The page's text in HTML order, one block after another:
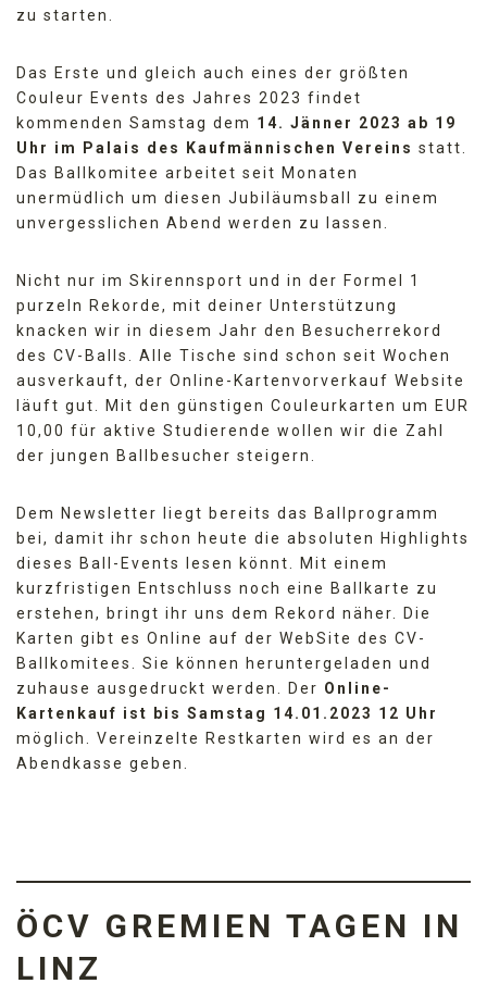
zu starten.
Das Erste und gleich auch eines der größten
Couleur Events des Jahres 2023 findet
kommenden Samstag dem 14. Jänner 2023 ab 19
Uhr im Palais des Kaufmännischen Vereins statt.
Das Ballkomitee arbeitet seit Monaten
unermüdlich um diesen Jubiläumsball zu einem
unvergesslichen Abend werden zu lassen.
Nicht nur im Skirennsport und in der Formel 1
purzeln Rekorde, mit deiner Unterstützung
knacken wir in diesem Jahr den Besucherrekord
des CV-Balls. Alle Tische sind schon seit Wochen
ausverkauft, der Online-Kartenvorverkauf Website
läuft gut. Mit den günstigen Couleurkarten um EUR
10,00 für aktive Studierende wollen wir die Zahl
der jungen Ballbesucher steigern.
Dem Newsletter liegt bereits das Ballprogramm
bei, damit ihr schon heute die absoluten Highlights
dieses Ball-Events lesen könnt. Mit einem
kurzfristigen Entschluss noch eine Ballkarte zu
erstehen, bringt ihr uns dem Rekord näher. Die
Karten gibt es Online auf der WebSite des CV-
Ballkomitees. Sie können heruntergeladen und
zuhause ausgedruckt werden. Der Online-
Kartenkauf ist bis Samstag 14.01.2023 12 Uhr
möglich. Vereinzelte Restkarten wird es an der
Abendkasse geben.
ÖCV GREMIEN TAGEN IN
LINZ